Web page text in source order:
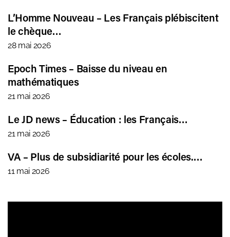
L’Homme Nouveau – Les Français plébiscitent
le chèque…
28 mai 2026
Epoch Times – Baisse du niveau en
mathématiques
21 mai 2026
Le JD news – Éducation : les Français…
21 mai 2026
VA – Plus de subsidiarité pour les écoles.…
11 mai 2026